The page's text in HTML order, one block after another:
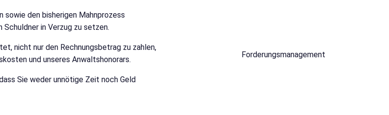
den bisherigen Mahnprozess
in Verzug zu setzen.
nicht nur den Rechnungsbetrag zu zahlen,
und unseres Anwaltshonorars.
Sie weder unnötige Zeit noch Geld
Forderungsmanagement